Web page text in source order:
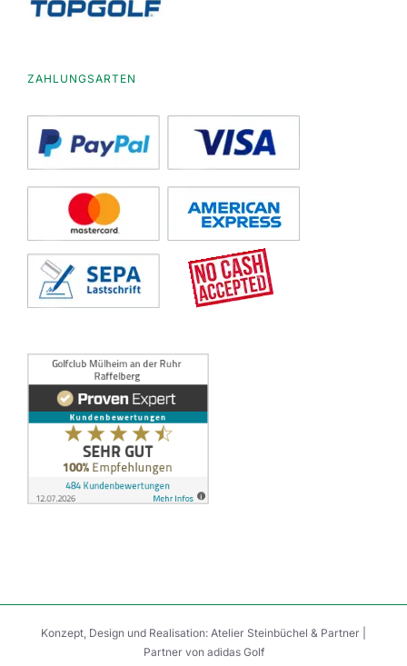
ZAHLUNGSARTEN
Konzept, Design und Realisation: Atelier Steinbüchel & Partner
Partner von adidas Golf